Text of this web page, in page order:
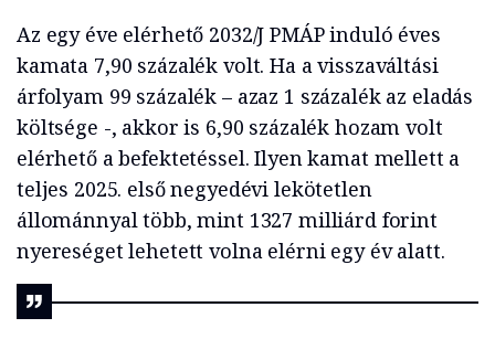
Az egy éve elérhető 2032/J PMÁP induló éves
kamata 7,90 százalék volt. Ha a visszaváltási
árfolyam 99 százalék – azaz 1 százalék az eladás
költsége -, akkor is 6,90 százalék hozam volt
elérhető a befektetéssel. Ilyen kamat mellett a
teljes 2025. első negyedévi lekötetlen
állománnyal több, mint 1327 milliárd forint
nyereséget lehetett volna elérni egy év alatt.